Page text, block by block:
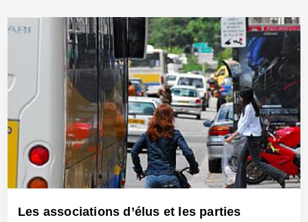
4 Juil 2018 - Réf: BW25522
Les associations d’élus et les parties